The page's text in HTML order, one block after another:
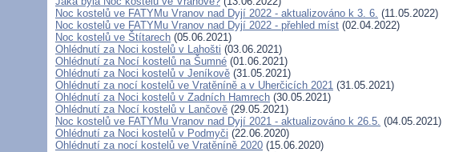
Noc kostelů ve FATYMu Vranov nad Dyjí 2022 - aktualizováno k 3. 6. (11.05.2022)
Noc kostelů ve FATYMu Vranov nad Dyjí 2022 - přehled míst (02.04.2022)
Noc kostelů ve Štítarech (05.06.2021)
Ohlédnutí za Noci kostelů v Lahošti (03.06.2021)
Ohlédnutí za Nocí kostelů na Šumné (01.06.2021)
Ohlédnutí za Noci kostelů v Jeníkově (31.05.2021)
Ohlédnutí za nocí kostelů ve Vratěníně a v Uherčicích 2021 (31.05.2021)
Ohlédnutí za Noci kostelů v Zadních Hamrech (30.05.2021)
Ohlédnutí za Nocí kostelů v Lančově (29.05.2021)
Noc kostelů ve FATYMu Vranov nad Dyjí 2021 - aktualizováno k 26.5. (04.05.2021)
Ohlédnutí za Noci kostelů v Podmyči (22.06.2020)
Ohlédnutí za nocí kostelů ve Vratěníně 2020 (15.06.2020)